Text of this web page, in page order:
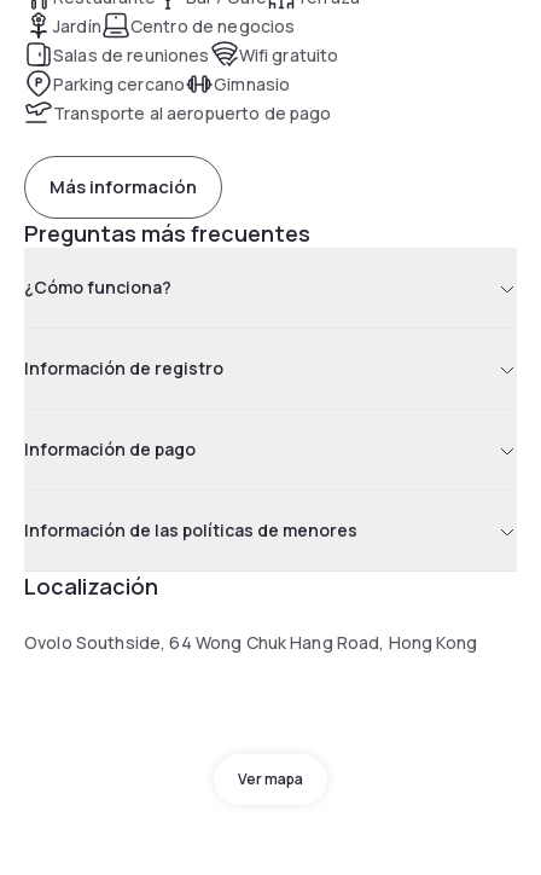
Jardín
Centro de negocios
Salas de reuniones
Wifi gratuito
Parking cercano
Gimnasio
Transporte al aeropuerto de pago
Más información
Preguntas más frecuentes
¿Cómo funciona?
Información de registro
Información de pago
Información de las políticas de menores
Localización
Ovolo Southside, 64 Wong Chuk Hang Road, Hong Kong
Ver mapa